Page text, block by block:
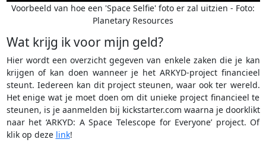
Voorbeeld van hoe een 'Space Selfie' foto er zal uitzien - Foto:
Planetary Resources
Wat krijg ik voor mijn geld?
Hier wordt een overzicht gegeven van enkele zaken die je kan
krijgen of kan doen wanneer je het ARKYD-project financieel
steunt. Iedereen kan dit project steunen, waar ook ter wereld.
Het enige wat je moet doen om dit unieke project financieel te
steunen, is je aanmelden bij kickstarter.com waarna je doorklikt
naar het ‘ARKYD: A Space Telescope for Everyone’ project. Of
klik op deze link!